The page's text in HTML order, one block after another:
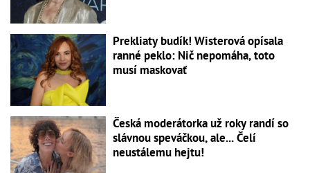
Prekliaty budík! Wisterová opísala
ranné peklo: Nič nepomáha, toto
musí maskovať
Česká moderátorka už roky randí so
slávnou speváčkou, ale... Čelí
neustálemu hejtu!